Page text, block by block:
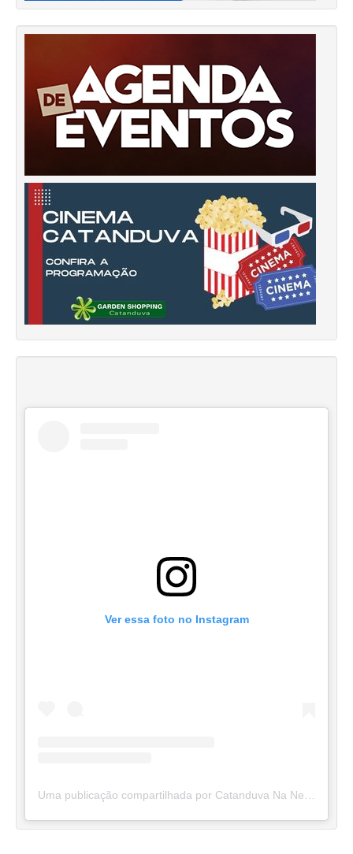
Ver essa foto no Instagram